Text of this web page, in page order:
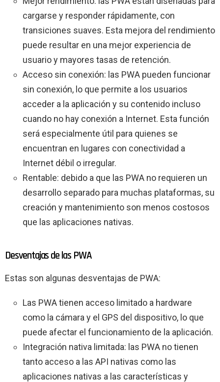
cargarse y responder rápidamente, con
transiciones suaves. Esta mejora del rendimiento
puede resultar en una mejor experiencia de
usuario y mayores tasas de retención.
Acceso sin conexión: las PWA pueden funcionar
sin conexión, lo que permite a los usuarios
acceder a la aplicación y su contenido incluso
cuando no hay conexión a Internet. Esta función
será especialmente útil para quienes se
encuentran en lugares con conectividad a
Internet débil o irregular.
Rentable: debido a que las PWA no requieren un
desarrollo separado para muchas plataformas, su
creación y mantenimiento son menos costosos
que las aplicaciones nativas.
Desventajas de las PWA
Estas son algunas desventajas de PWA:
Las PWA tienen acceso limitado a hardware
como la cámara y el GPS del dispositivo, lo que
puede afectar el funcionamiento de la aplicación.
Integración nativa limitada: las PWA no tienen
tanto acceso a las API nativas como las
aplicaciones nativas a las características y